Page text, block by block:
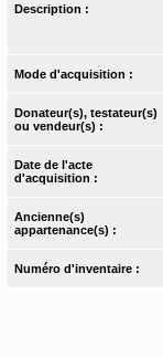
Description :
Mode d'acquisition :
Donateur(s), testateur(s)
ou vendeur(s) :
Date de l'acte
d'acquisition :
Ancienne(s)
appartenance(s) :
Numéro d'inventaire :